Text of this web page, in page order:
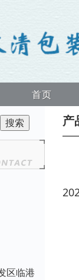
首页
区临港
产